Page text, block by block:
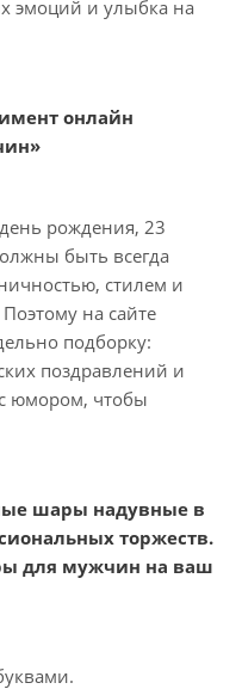
эмоций и улыбка на
онлайн
рождения, 23
быть всегда
стилем и
на сайте
подборку:
поздравлений и
юмором, чтобы
шары надувные в
торжеств.
для мужчин на ваш